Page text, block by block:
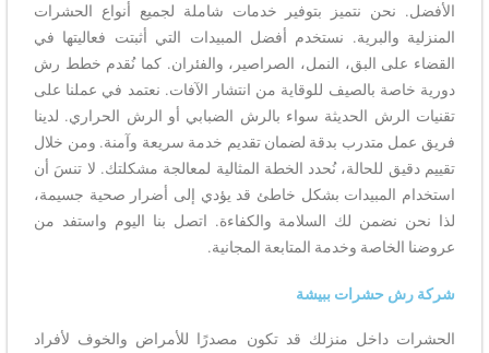
الأفضل. نحن نتميز بتوفير خدمات شاملة لجميع أنواع الحشرات
المنزلية والبرية. نستخدم أفضل المبيدات التي أثبتت فعاليتها في
القضاء على البق، النمل، الصراصير، والفئران. كما نُقدم خطط رش
دورية خاصة بالصيف للوقاية من انتشار الآفات. نعتمد في عملنا على
تقنيات الرش الحديثة سواء بالرش الضبابي أو الرش الحراري. لدينا
فريق عمل متدرب بدقة لضمان تقديم خدمة سريعة وآمنة. ومن خلال
تقييم دقيق للحالة، نُحدد الخطة المثالية لمعالجة مشكلتك. لا تنسَ أن
استخدام المبيدات بشكل خاطئ قد يؤدي إلى أضرار صحية جسيمة،
لذا نحن نضمن لك السلامة والكفاءة. اتصل بنا اليوم واستفد من
عروضنا الخاصة وخدمة المتابعة المجانية.
شركة رش حشرات ببيشة
الحشرات داخل منزلك قد تكون مصدرًا للأمراض والخوف لأفراد